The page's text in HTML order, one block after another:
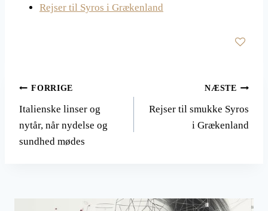
Rejser til Syros i Grækenland
Indlægsnavigation
FORRIGE
Italienske linser og
nytår, når nydelse og
sundhed mødes
NÆSTE
Rejser til smukke Syros
i Grækenland